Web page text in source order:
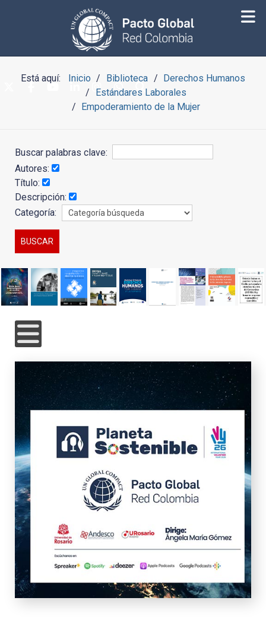
Está aquí: Inicio Biblioteca
Derechos Humanos
Estándares Laborales
Empoderamiento de la Mujer
Buscar palabras clave:
Autores:
Título:
Descripción:
Categoría: